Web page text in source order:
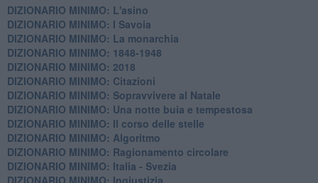
DIZIONARIO MINIMO: L'asino
DIZIONARIO MINIMO: I Savoia
DIZIONARIO MINIMO: La monarchia
DIZIONARIO MINIMO: 1848-1948
DIZIONARIO MINIMO: 2018
DIZIONARIO MINIMO: Citazioni
DIZIONARIO MINIMO: ​Sopravvivere al Natale
DIZIONARIO MINIMO: ​Una notte buia e tempestosa
DIZIONARIO MINIMO: Il corso delle stelle
DIZIONARIO MINIMO: Algoritmo
DIZIONARIO MINIMO: Ragionamento circolare
DIZIONARIO MINIMO: Italia - Svezia
DIZIONARIO MINIMO: ​Ingiustizia